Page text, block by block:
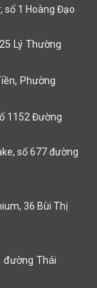
số 1 Hoàng Đạo
Lý Thường
Phường
1152 Đường
số 677 đường
36 Bùi Thị
đường Thái